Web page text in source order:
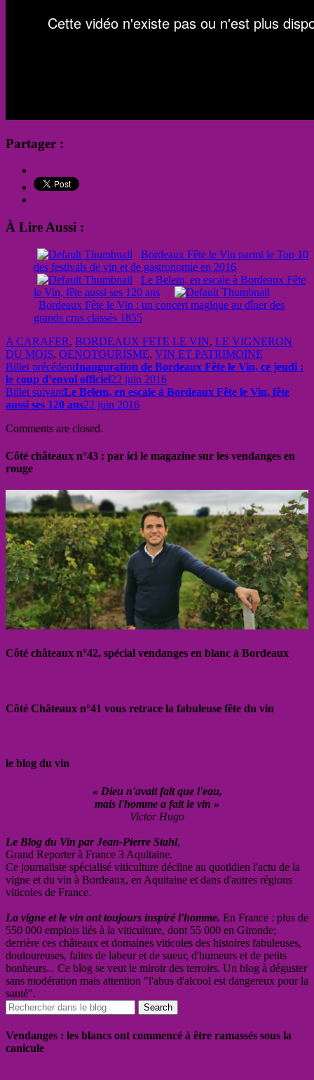
Partager :
À Lire Aussi :
Bordeaux Fête le Vin parmi le Top 10
des festivals de vin et de gastronomie en 2016
Le Belem, en escale à Bordeaux Fête
le Vin, fête aussi ses 120 ans
Bordeaux Fête le Vin : un concert magique au dîner des
grands crus classés 1855
A CARAFER, BORDEAUX FETE LE VIN, LE VIGNERON
DU MOIS, OENOTOURISME, VIN ET PATRIMOINE
Billet précédentInauguration de Bordeaux Fête le Vin, ce jeudi :
le coup d’envoi officiel22 juin 2016
Billet suivantLe Belem, en escale à Bordeaux Fête le Vin, fête
aussi ses 120 ans22 juin 2016
Comments are closed.
Côté châteaux n°43 : par ici le magazine sur les vendanges en
rouge
Côté châteaux n°42, spécial vendanges en blanc à Bordeaux
Côté Châteaux n°41 vous retrace la fabuleuse fête du vin
le blog du vin
« Dieu n'avait fait que l'eau,
mais l'homme a fait le vin »
Victor Hugo
Le Blog du Vin par Jean-Pierre Stahl,
Grand Reporter à France 3 Aquitaine.
Ce journaliste spécialisé viticulture décline au quotidien l'actu de la
vigne et du vin à Bordeaux, en Aquitaine et dans d'autres régions
viticoles de France.
La vigne et le vin ont toujours inspiré l'homme. En France : plus de
550 000 emplois liés à la viticulture, dont 55 000 en Gironde;
derrière ces châteaux et domaines viticoles des histoires fabuleuses,
douloureuses, faites de labeur et de sueur, d'humeurs et de petits
bonheurs... Ce blog se veut le miroir des terroirs. Un blog à déguster
sans modération mais attention "l'abus d'alcool est dangereux pour la
santé".
Vendanges : les blancs ont commencé à être ramassés sous la
canicule